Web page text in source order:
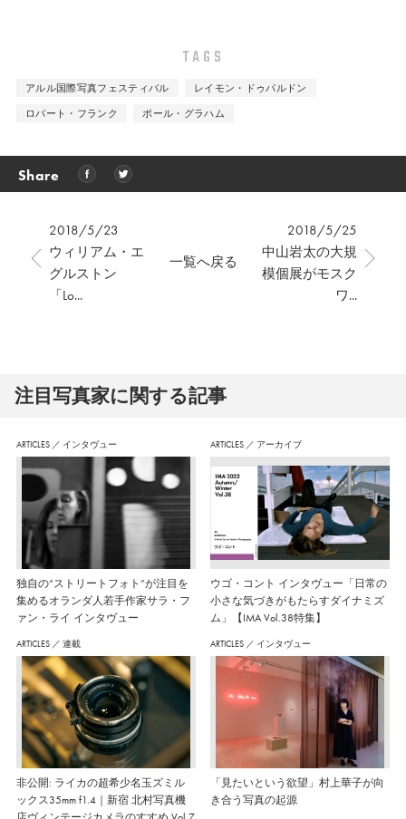
TAGS
アルル国際写真フェスティバル
レイモン・ドゥパルドン
ロバート・フランク
ポール・グラハム
Share
2018/5/23
ウィリアム・エ
グルストン
「Lo...
2018/5/25
中山岩太の大規
模個展がモスク
ワ...
一覧へ戻る
注⽬写真家に関する記事
ARTICLES ／ インタヴュー
独自の“ストリートフォト”が注目を
集めるオランダ人若手作家サラ・フ
ァン・ライ インタヴュー
ARTICLES ／ アーカイブ
ウゴ・コント インタヴュー「日常の
小さな気づきがもたらすダイナミズ
ム」【IMA Vol.38特集】
ARTICLES ／ 連載
非公開: ライカの超希少名玉ズミル
ックス35mm f1.4｜新宿 北村写真機
ARTICLES ／ インタヴュー
「見たいという欲望」村上華子が向
き合う写真の起源